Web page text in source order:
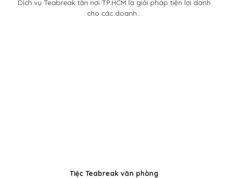
Dịch vụ Teabreak tận nơi TP.HCM là giải pháp tiện lợi dành
cho các doanh...
Tiệc Teabreak văn phòng